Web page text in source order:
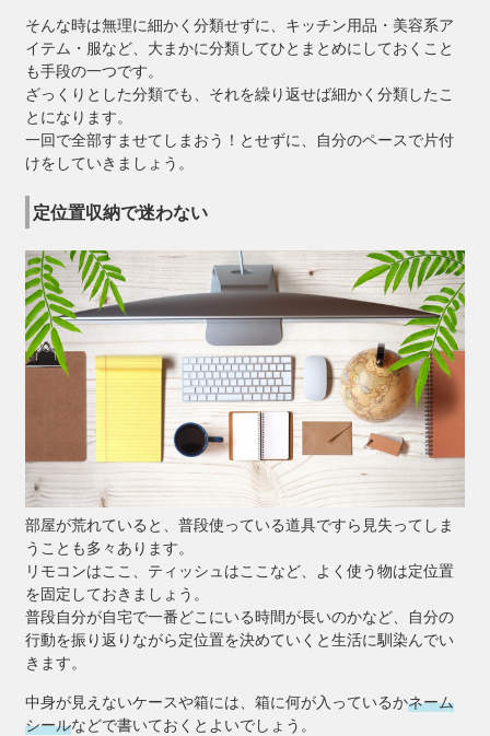
そんな時は無理に細かく分類せずに、キッチン用品・美容系ア
イテム・服など、大まかに分類してひとまとめにしておくこと
も手段の一つです。
ざっくりとした分類でも、それを繰り返せば細かく分類したこ
とになります。
一回で全部すませてしまおう！とせずに、自分のペースで片付
けをしていきましょう。
定位置収納で迷わない
部屋が荒れていると、普段使っている道具ですら見失ってしま
うことも多々あります。
リモコンはここ、ティッシュはここなど、よく使う物は定位置
を固定しておきましょう。
普段自分が自宅で一番どこにいる時間が長いのかなど、自分の
行動を振り返りながら定位置を決めていくと生活に馴染んでい
きます。
中身が見えないケースや箱には、箱に何が入っているかネーム
シールなどで書いておくとよいでしょう。